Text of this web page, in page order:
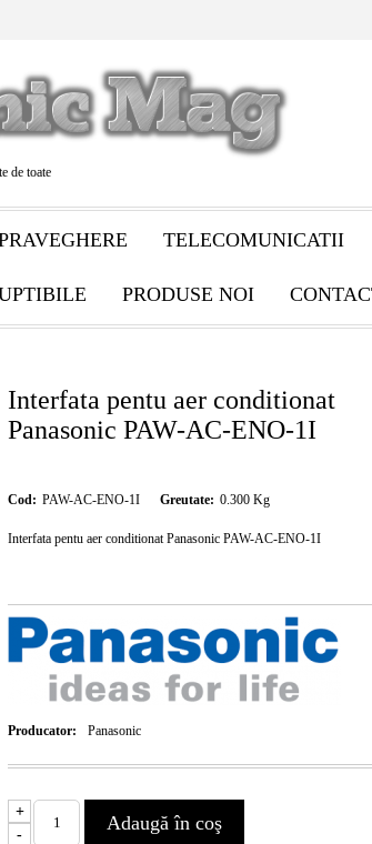
de toate
TELECOMUNICATII
PRODUSE NOI
Interfata pentu aer conditionat
Panasonic PAW-AC-ENO-1I
Cod: PAW-AC-ENO-1I Greutate: 0.300 Kg
Interfata pentu aer conditionat Panasonic PAW-AC-ENO-1I
Producator: Panasonic
+
-